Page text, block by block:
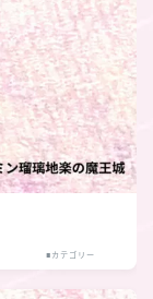
■カテゴリー